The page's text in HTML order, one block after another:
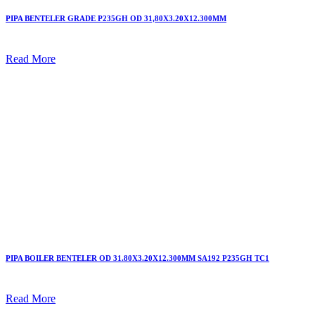
PIPA BENTELER GRADE P235GH OD 31,80X3.20X12.300MM
Read More
PIPA BOILER BENTELER OD 31.80X3.20X12.300MM SA192 P235GH TC1
Read More